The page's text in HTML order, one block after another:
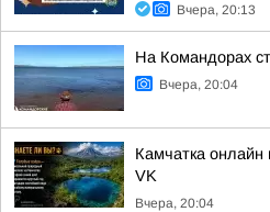
Вчера, 20:13
На Командорах
Вчера, 20:04
Камчатка
VK
Вчера, 20:04